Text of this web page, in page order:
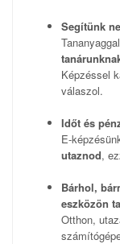
Segítünk
Képzéssel
válaszol.
Időt és
E-
utaznod,
Bárhol,
eszközön
Otthon,